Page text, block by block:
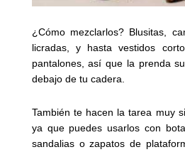
¿Cómo mezclarlos? Blusitas,
licradas, y hasta vestidos
pantalones, así que la prenda
debajo de tu cadera.
También te hacen la tarea muy
ya que puedes usarlos con
sandalias o zapatos de